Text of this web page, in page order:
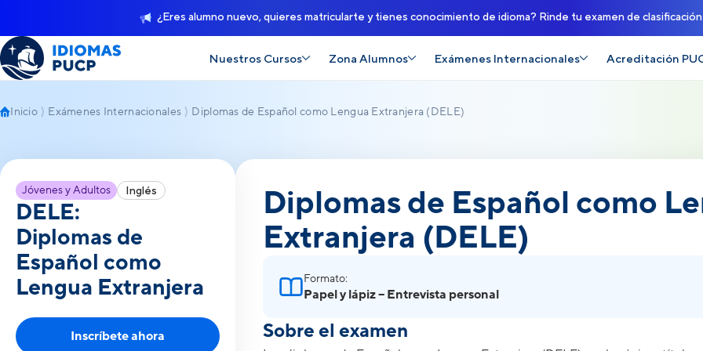
¿Eres alumno nuevo, quieres matricularte y tienes conocimiento de idioma? Rinde tu examen de clasificación
Nuestros Cursos Zona Alumnos Exámenes Internacionales Acreditación
Inicio Exámenes Internacionales Diplomas de Español como Lengua Extranjera (DELE)
DELE:Diplomas de Español como Lengua
Jóvenes y Adultos Inglés
DELE:
Diplomas de
Español como
Lengua Extranjera
Inscríbete ahora
Diplomas de Español como
Extranjera (DELE)
Formato:
Papel y lápiz – Entrevista personal
Sobre el examen